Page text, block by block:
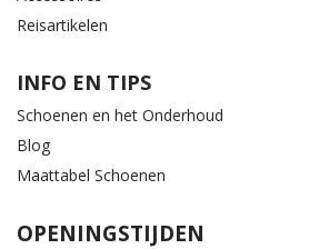
Reisartikelen
INFO EN TIPS
Schoenen en het Onderhoud
Blog
Maattabel Schoenen
OPENINGSTIJDEN